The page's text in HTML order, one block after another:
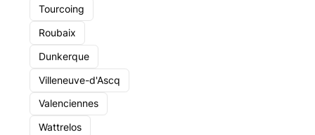
Tourcoing
Roubaix
Dunkerque
Villeneuve-d'Ascq
Valenciennes
Wattrelos